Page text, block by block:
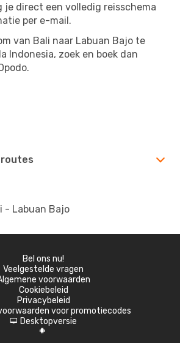
direct een volledig reisschema
per e-mail.
van Bali naar Labuan Bajo te
Indonesia, zoek en boek dan
- Labuan Bajo
Bel ons nu!
Veelgestelde vragen
voorwaarden
Cookiebeleid
Privacybeleid
voor promotiecodes
d Desktopversie
A